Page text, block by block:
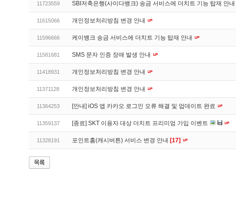
11723559 SBI저축은행(사이다뱅크) 송금 서비스에 더치트 기능 탑재 안내
11615066 개인정보처리방침 변경 안내
11596666 케이뱅크 송금 서비스에 더치트 기능 탑재 안내
11581681 SMS 문자 인증 장애 발생 안내
11418931 개인정보처리방침 변경 안내
11371128 개인정보처리방침 변경 안내
11364253 [안내] iOS 앱 카카오 로그인 오류 해결 및 업데이트 완료
11359137 [종료] SKT 이용자 대상 더치트 프리미엄 가입 이벤트
11328191 포인트홈(캐시버튼) 서비스 변경 안내 [17]